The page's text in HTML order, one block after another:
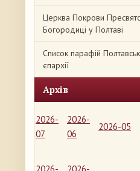
Церква Покрови
Богородиці у Полтаві
Список парафій
єпархії
Архів
2026-
07
2026-
06
2026-05